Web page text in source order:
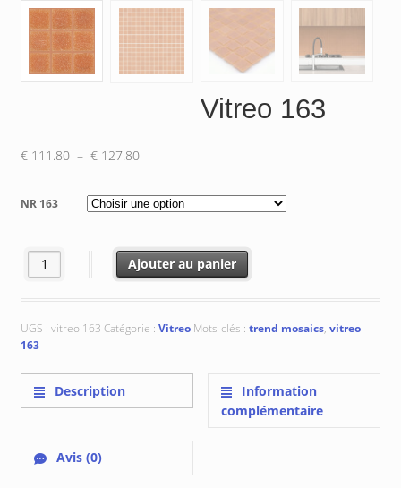
Vitreo 163
€111.80 – €127.80Plage
prix :
€ 111.80
€ 127.80
NR 163
quantité de Vitreo 163Ajouter au panier
UGS : vitreo 163 Catégorie : Vitreo Mots-clés : trend mosaics, vitreo
163
Description
Information
complémentaire
Avis (0)